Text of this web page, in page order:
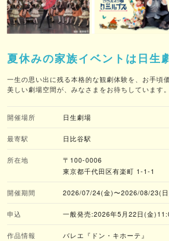
夏休みの家族イベントは日生
一生の思い出に残る本格的な観劇体験を、お手頃
美しい劇場空間が、みなさまをお待ちしています。
開催場所 日生劇場
最寄駅 日比谷駅
所在地
〒100-0006
東京都千代田区有楽町 1-1-1
開催期間 2026/07/24(金)〜2026/08/23(
申込 一般発売:2026年5月22日(金
作品情報
バレエ『ドン・キホーテ』